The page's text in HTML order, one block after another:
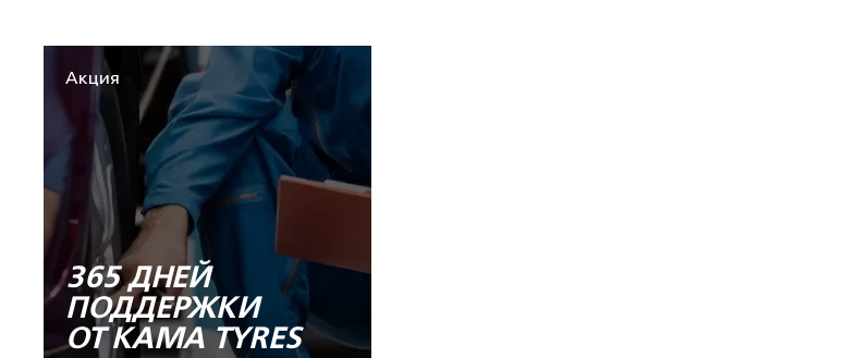
Акция
365 ДНЕЙ
ПОДДЕРЖКИ
ОТ KAMA TYRES